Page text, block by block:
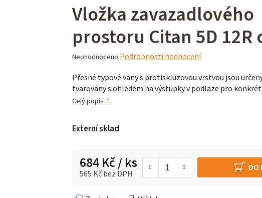
Vložka zavazadlového
prostoru Citan 5D 12R
Průměrné
produktu
je
0,0
hvězdiček.
Neohodnoceno Podrobnosti hodnocení
Přesné typové vany s protiskluzovou vrstvou jsou
tvarovány s ohledem na výstupky v podlaze pro
Celý popis
Externí sklad
684 Kč/ ks
565 Kč bez DPH
DO